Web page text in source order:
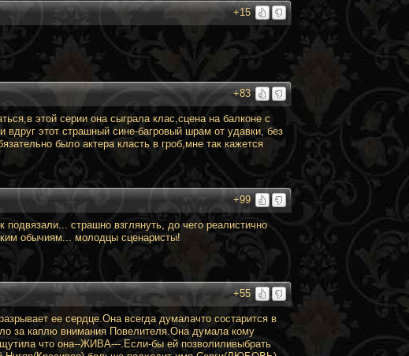
+15
+83
этой серии она сыграла клас,сцена на балконе с
вдруг этот страшный сине-багровый шрам от удавки, без
было актера класть в гроб,мне так кажется
+99
страшно взглянуть, до чего реалистично
обычиям... молодцы сценаристы!
+55
ее сердце.Она всегда думалачто состарится в
за каплю внимания Повелителя.Она думала кому
что она--ЖИВА---.Если-бы ей позволиливыбрать